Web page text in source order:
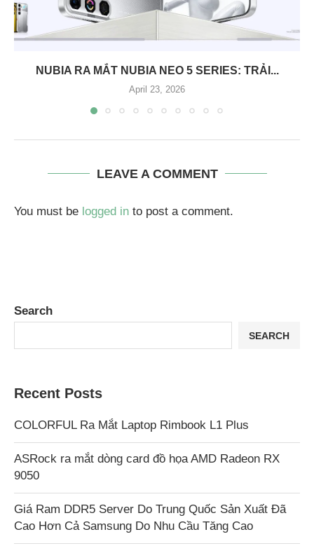
NUBIA RA MẮT NUBIA NEO 5 SERIES: TRẢI...
April 23, 2026
LEAVE A COMMENT
You must be logged in to post a comment.
Search
SEARCH
Recent Posts
COLORFUL Ra Mắt Laptop Rimbook L1 Plus
ASRock ra mắt dòng card đồ họa AMD Radeon RX
9050
Giá Ram DDR5 Server Do Trung Quốc Sản Xuất Đã
Cao Hơn Cả Samsung Do Nhu Cầu Tăng Cao